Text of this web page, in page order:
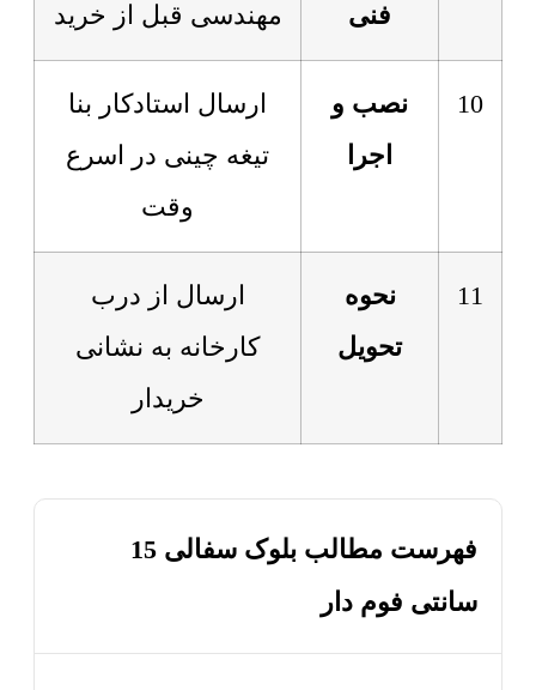
فنی
مهندسی قبل از خرید
10
نصب و
اجرا
ارسال استادکار بنا
تیغه چینی در اسرع
وقت
11
نحوه
تحویل
ارسال از درب
کارخانه به نشانی
خریدار
فهرست مطالب بلوک سفالی 15
سانتی فوم دار